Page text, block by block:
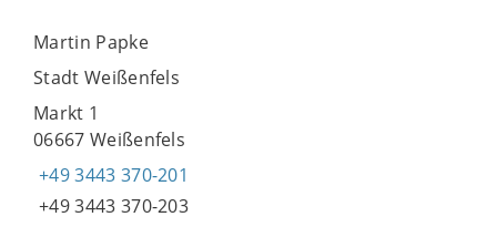
Martin Papke
Stadt Weißenfels
Markt 1
06667 Weißenfels
+49 3443 370-201
+49 3443 370-203